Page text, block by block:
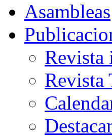
Asambleas
Revista
Revista